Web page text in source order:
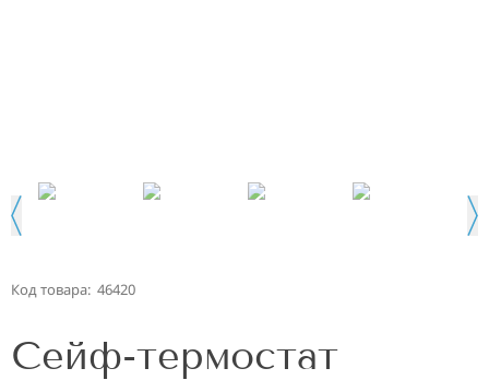
Код товара: 46420
Сейф-термостат